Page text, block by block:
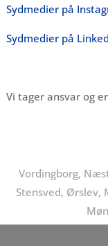
Sydmedier på
Sydmedier på
Vi tager ansvar og
Vordingborg,
Stensved, Ørslev,